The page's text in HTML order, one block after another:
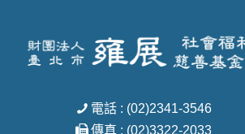
電話 : (02)2341-3546
傳真 : (02)3322-2033